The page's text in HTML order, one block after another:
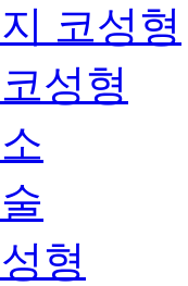
코성형
성형
형